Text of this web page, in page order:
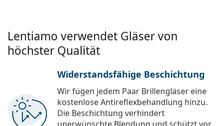
Lentiamo verwendet Gläser von
höchster Qualität
Widerstandsfähige Beschichtung
Wir fügen jedem Paar Brillengläser eine
kostenlose Antireflexbehandlung hinzu.
Die Beschichtung verhindert